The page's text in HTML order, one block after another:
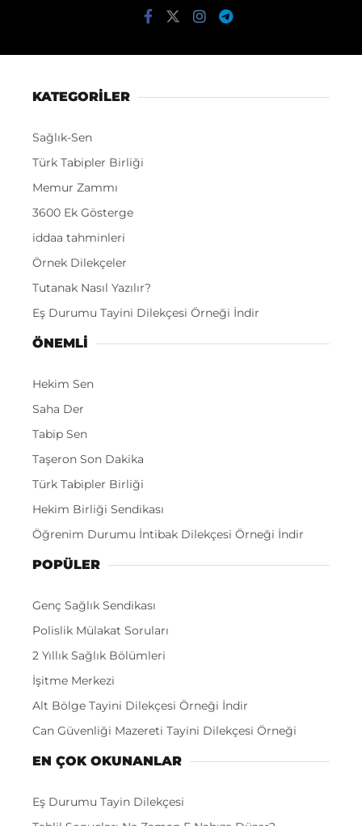
KATEGORİLER
Sağlık-Sen
Türk Tabipler Birliği
Memur Zammı
3600 Ek Gösterge
iddaa tahminleri
Örnek Dilekçeler
Tutanak Nasıl Yazılır?
Eş Durumu Tayini Dilekçesi Örneği İndir
ÖNEMLI
Hekim Sen
Saha Der
Tabip Sen
Taşeron Son Dakika
Türk Tabipler Birliği
Hekim Birliği Sendikası
Öğrenim Durumu İntibak Dilekçesi Örneği İndir
POPÜLER
Genç Sağlık Sendikası
Polislik Mülakat Soruları
2 Yıllık Sağlık Bölümleri
İşitme Merkezi
Alt Bölge Tayini Dilekçesi Örneği İndir
Can Güvenliği Mazereti Tayini Dilekçesi Örneği
EN ÇOK OKUNANLAR
Eş Durumu Tayin Dilekçesi